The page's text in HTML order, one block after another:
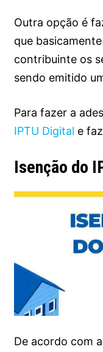
Outra opção é
que
contribuinte os
sendo emitido
Para fazer a
IPTU Digital e
Isenção do
De acordo com